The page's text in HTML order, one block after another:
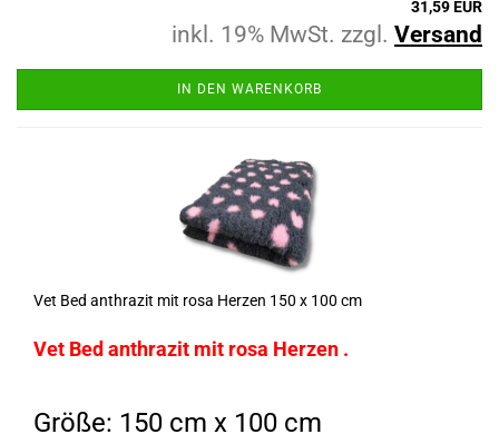
31,59 EUR
inkl. 19% MwSt. zzgl. Versand
IN DEN WARENKORB
Vet Bed anthrazit mit rosa Herzen 150 x 100 cm
Vet Bed anthrazit mit rosa Herzen .
Größe: 150 cm x 100 cm